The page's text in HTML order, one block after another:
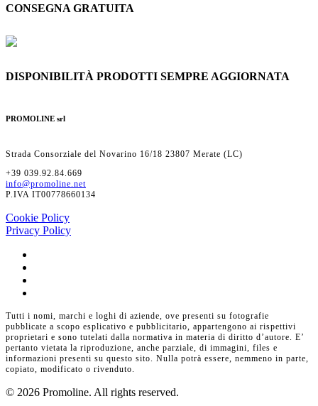
CONSEGNA GRATUITA
DISPONIBILITÀ PRODOTTI SEMPRE AGGIORNATA
PROMOLINE srl
Strada Consorziale del Novarino 16/18 23807 Merate (LC)
+39 039.92.84.669
info@promoline.net
P.IVA IT00778660134
Cookie Policy
Privacy Policy
Tutti i nomi, marchi e loghi di aziende, ove presenti su fotografie
pubblicate a scopo esplicativo e pubblicitario, appartengono ai rispettivi
proprietari e sono tutelati dalla normativa in materia di diritto d’autore. E’
pertanto vietata la riproduzione, anche parziale, di immagini, files e
informazioni presenti su questo sito. Nulla potrà essere, nemmeno in parte,
copiato, modificato o rivenduto.
© 2026 Promoline. All rights reserved.